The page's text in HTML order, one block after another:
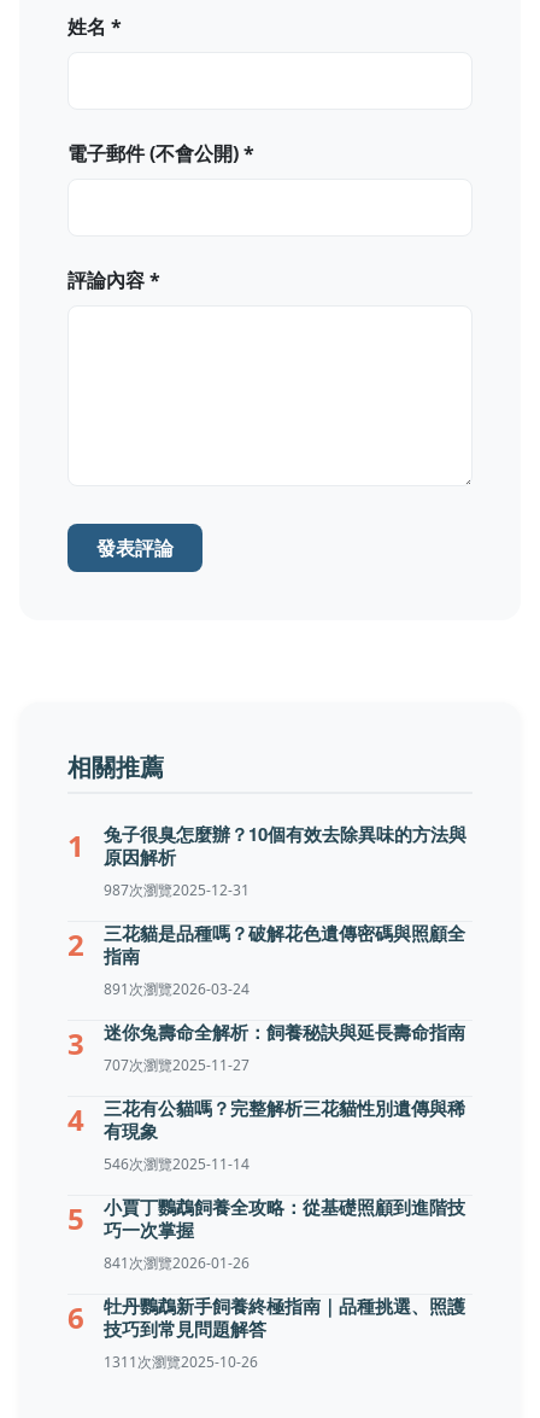
姓名 *
電子郵件 (不會公開) *
評論內容 *
發表評論
相關推薦
1
兔子很臭怎麼辦？10個有效去除異味的方法與
原因解析
987次瀏覽2025-12-31
2
三花貓是品種嗎？破解花色遺傳密碼與照顧全
指南
891次瀏覽2026-03-24
3 迷你兔壽命全解析：飼養秘訣與延長壽命指南
707次瀏覽2025-11-27
4
三花有公貓嗎？完整解析三花貓性別遺傳與稀
有現象
546次瀏覽2025-11-14
5
小賈丁鸚鵡飼養全攻略：從基礎照顧到進階技
巧一次掌握
841次瀏覽2026-01-26
6
牡丹鸚鵡新手飼養終極指南｜品種挑選、照護
技巧到常見問題解答
1311次瀏覽2025-10-26